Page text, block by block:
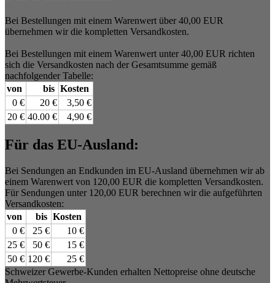
Bei Bestellungen mit einem Warenwert über 40,00 EUR
übernehmen wir die kompletten Versandkosten.
Bei Bestellungen mit einem Warenwert unter 40,00 EUR richten
sich die Versandkosten nach der Gesamtsumme gemäß
nachfolgender Tabelle:
von
bis Kosten
0 €
20 €
3,50 €
20 € 40.00 € 4,90 €
Für das EU-Ausland:
Bei Sendungen an Endkunden im EU-Ausland übernehmen wir ab
einem Warenwert von 120,00 EUR die kompletten Versandkosten.
Für Sendungen unter 120,00 EUR berechnen wir die aufgeführten
Versandkosten:
von
bis Kosten
0 €
25 €
10 €
25 €
50 €
15 €
50 € 120 €
25 €
Schweizer Gewerbe-Kunden erhalten Nettopreise ohne deutsche